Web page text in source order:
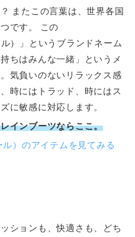
またこの言葉は、世界各国
です。 この
）」というブランドネーム
ちはみんな一緒」というメ
気負いのないリラックス感
時にはトラッド、時にはス
に敏感に対応します。
インブーツならここ。
）のアイテムを見てみる
ションも、快適さも、どち